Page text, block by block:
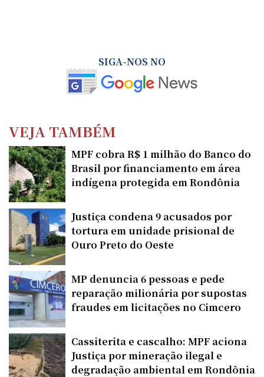
SIGA-NOS NO
VEJA TAMBÉM
MPF cobra R$ 1 milhão do Banco do
Brasil por financiamento em área
indígena protegida em Rondônia
Justiça condena 9 acusados por
tortura em unidade prisional de
Ouro Preto do Oeste
MP denuncia 6 pessoas e pede
reparação milionária por supostas
fraudes em licitações no Cimcero
Cassiterita e cascalho: MPF aciona
Justiça por mineração ilegal e
degradação ambiental em Rondônia